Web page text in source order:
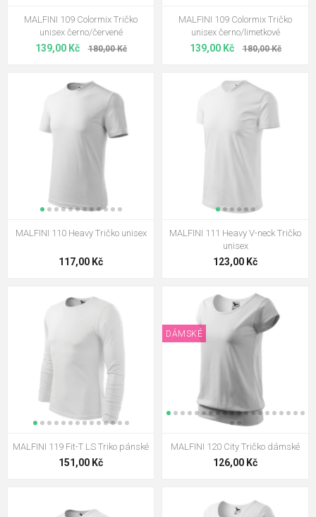
MALFINI 109 Colormix Tričko
unisex černo/červené
139,00 Kč 180,00 Kč
MALFINI 109 Colormix Tričko
unisex černo/limetkové
139,00 Kč 180,00 Kč
MALFINI 110 Heavy Tričko unisex
117,00 Kč
MALFINI 111 Heavy V-neck Tričko
unisex
123,00 Kč
MALFINI 119 Fit-T LS Triko pánské
151,00 Kč
DÁMSKÉ
MALFINI 120 City Tričko dámské
126,00 Kč